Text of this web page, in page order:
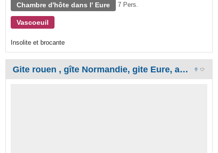
Chambre d'hôte dans l' Eure 7 Pers.
Vascoeuil
Insolite et brocante
Gite rouen , gîte Normandie, gite Eure, appartement duplex en bord de seine a andé